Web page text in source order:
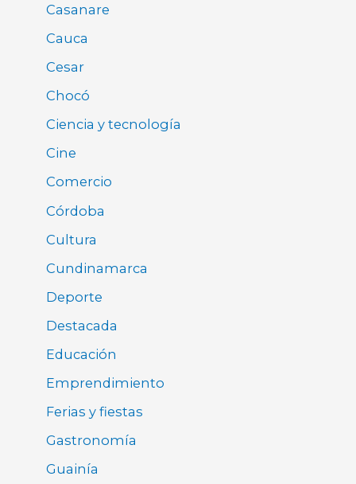
Casanare
Cauca
Cesar
Chocó
Ciencia y tecnología
Cine
Comercio
Córdoba
Cultura
Cundinamarca
Deporte
Destacada
Educación
Emprendimiento
Ferias y fiestas
Gastronomía
Guainía